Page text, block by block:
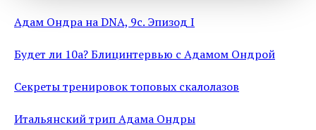
Адам Ондра на DNA, 9c. Эпизод I
Будет ли 10a? Блицинтервью с Адамом Ондрой
Секреты тренировок топовых скалолазов
Итальянский трип Адама Ондры